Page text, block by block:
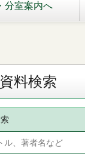
分室案内へ
資料検索